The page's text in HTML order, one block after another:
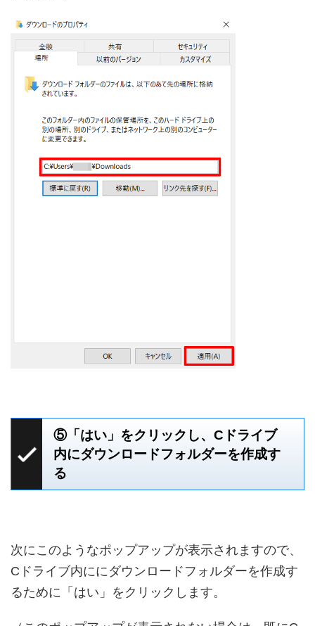
⑤「はい」をクリックし、Cドライブ
内にダウンロードフォルダーを作成す
る
次にこのようなポップアップが表示されますので、
Cドライブ内ににダウンロードフォルダーを作成す
るために「はい」をクリックします。